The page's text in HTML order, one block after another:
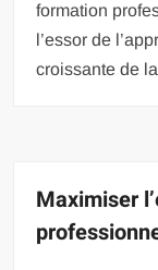
formation
l’essor de
croissante de
Maximiser